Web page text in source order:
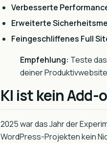
Verbesserte
Erweiterte
Feingeschliffenes Full
Empfehlung: Teste
deiner
KI ist kein Add-
2025 war das Jahr der
WordPress-Projekten kein